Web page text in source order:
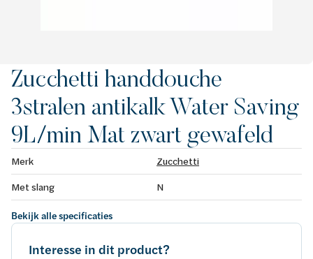
Zucchetti handdouche
3stralen antikalk Water Saving
9L/min Mat zwart gewafeld
Merk
Zucchetti
Met slang
N
Bekijk alle specificaties
Interesse in dit product?